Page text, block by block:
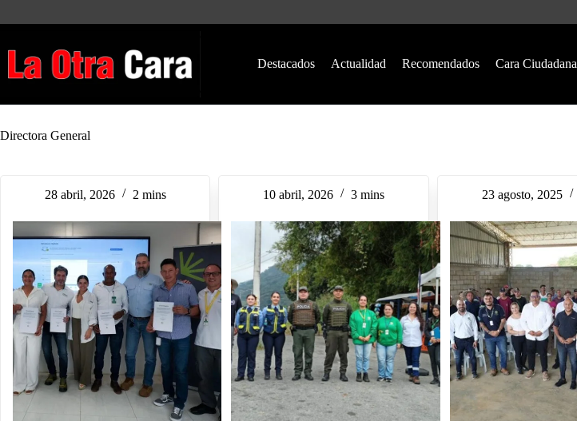
Destacados Actualidad Recomendados Cara Ciudadana
Directora General
28 abril, 2026 2 mins 10 abril, 2026 3 mins 23 agosto, 2025